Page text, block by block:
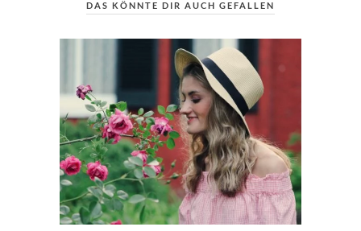
DAS KÖNNTE DIR AUCH GEFALLEN